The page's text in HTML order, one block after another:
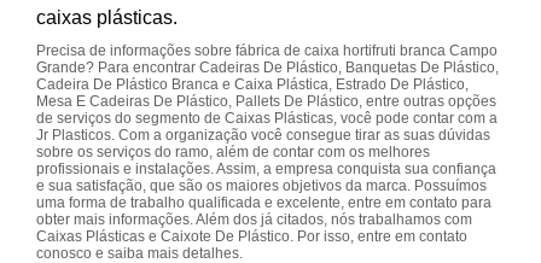
caixas plásticas.
Precisa de informações sobre fábrica de caixa hortifruti branca Campo
Grande? Para encontrar Cadeiras De Plástico, Banquetas De Plástico,
Cadeira De Plástico Branca e Caixa Plástica, Estrado De Plástico,
Mesa E Cadeiras De Plástico, Pallets De Plástico, entre outras opções
de serviços do segmento de Caixas Plásticas, você pode contar com a
Jr Plasticos. Com a organização você consegue tirar as suas dúvidas
sobre os serviços do ramo, além de contar com os melhores
profissionais e instalações. Assim, a empresa conquista sua confiança
e sua satisfação, que são os maiores objetivos da marca. Possuímos
uma forma de trabalho qualificada e excelente, entre em contato para
obter mais informações. Além dos já citados, nós trabalhamos com
Caixas Plásticas e Caixote De Plástico. Por isso, entre em contato
conosco e saiba mais detalhes.